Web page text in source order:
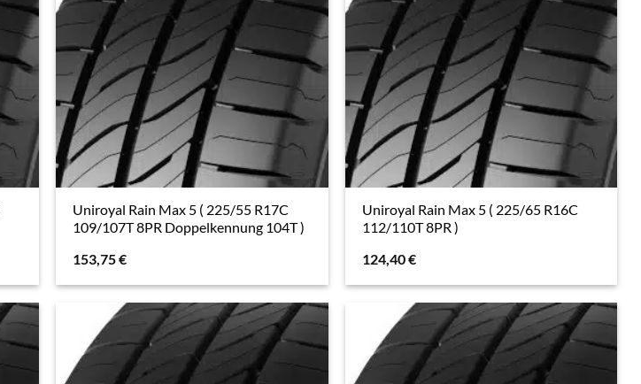
Uniroyal Rain Max 5 ( 225/55 R17C
109/107T 8PR Doppelkennung 104T )
153,75€
Uniroyal Rain Max 5 ( 225/65 R16C
112/110T 8PR )
124,40€